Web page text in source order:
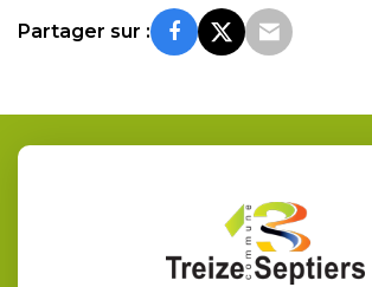
Partager sur :